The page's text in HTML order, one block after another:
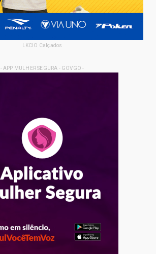
LKCIO Calçados
- APP MULHER SEGURA - GOVGO -